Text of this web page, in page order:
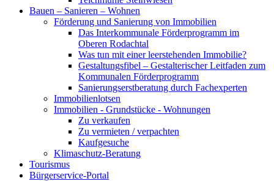
Bauen – Sanieren – Wohnen
Förderung und Sanierung von Immobilien
Das Interkommunale Förderprogramm im
Oberen Rodachtal
Was tun mit einer leerstehenden Immobilie?
Gestaltungsfibel – Gestalterischer Leitfaden zum
Kommunalen Förderprogramm
Sanierungserstberatung durch Fachexperten
Immobilienlotsen
Immobilien - Grundstücke - Wohnungen
Zu verkaufen
Zu vermieten / verpachten
Kaufgesuche
Klimaschutz-Beratung
Tourismus
Bürgerservice-Portal